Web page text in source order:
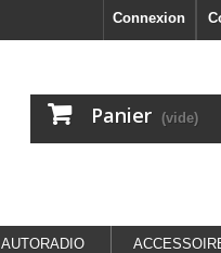
Connexion
Panier (vide)
AUTORADIO